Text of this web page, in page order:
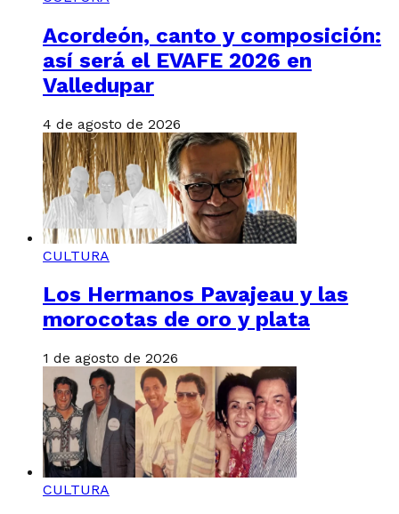
Acordeón, canto y composición:
así será el EVAFE 2026 en
Valledupar
4 de agosto de 2026
CULTURA
Los Hermanos Pavajeau y las
morocotas de oro y plata
1 de agosto de 2026
CULTURA